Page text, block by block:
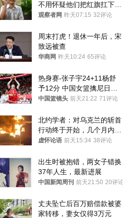
不用怀疑他们把红旗扛下去
的决心
观察者网 昨天07:15 32评论
周末打虎！退休一年后，宋
致远被查
华商网 昨天10:24 65评论
热身赛-张子宇24+11杨舒
予12分 中国女篮擒尼日利
亚
中国篮镜头 前天21:22 71评论
北约学者：对乌克兰的斩首
行动终于开始，几个月内乌
将投降
虚怀论语 前天15:34 38评论
出生时被抱错，两女子错换
37年人生，最新进展
中国新闻周刊 前天21:50 20评论
丈夫坠亡后百万赔偿款被婆
家转移，妻女仅得3万元